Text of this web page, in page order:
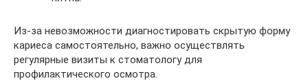
Из-за невозможности диагностировать скрытую форму
кариеса самостоятельно, важно осуществлять
регулярные визиты к стоматологу для
профилактического осмотра.